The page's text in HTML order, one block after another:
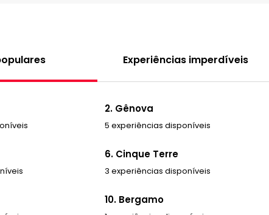
Experiências imperdíveis
2. Gênova
5 experiências disponíveis
6. Cinque Terre
3 experiências disponíveis
10. Bergamo